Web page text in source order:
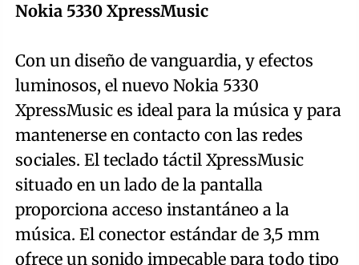
Nokia 5330 XpressMusic
Con un diseño de vanguardia, y efectos
luminosos, el nuevo Nokia 5330
XpressMusic es ideal para la música y para
mantenerse en contacto con las redes
sociales. El teclado táctil XpressMusic
situado en un lado de la pantalla
proporciona acceso instantáneo a la
música. El conector estándar de 3,5 mm
ofrece un sonido impecable para todo tipo